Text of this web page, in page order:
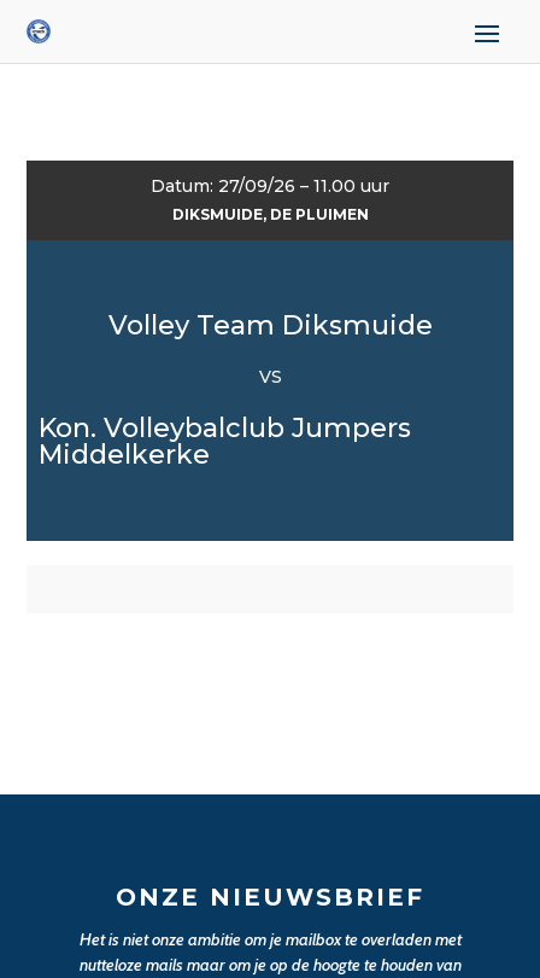
Datum: 27/09/26 – 11.00 uur
DIKSMUIDE, DE PLUIMEN
Volley Team Diksmuide
VS
Kon. Volleybalclub Jumpers
Middelkerke
ONZE NIEUWSBRIEF
Het is niet onze ambitie om je mailbox te overladen met
nutteloze mails maar om je op de hoogte te houden van